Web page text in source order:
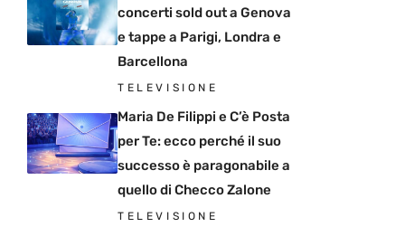
concerti sold out a Genova
e tappe a Parigi, Londra e
Barcellona
TELEVISIONE
Maria De Filippi e C’è Posta
per Te: ecco perché il suo
successo è paragonabile a
quello di Checco Zalone
TELEVISIONE